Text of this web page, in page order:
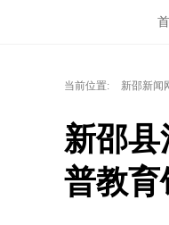
当前位置: 新邵新闻
新邵
普教育